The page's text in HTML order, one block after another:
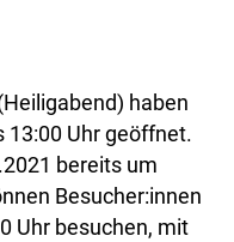
haben
13:00 Uhr geöffnet.
bereits um
Besucher:innen
Uhr besuchen, mit